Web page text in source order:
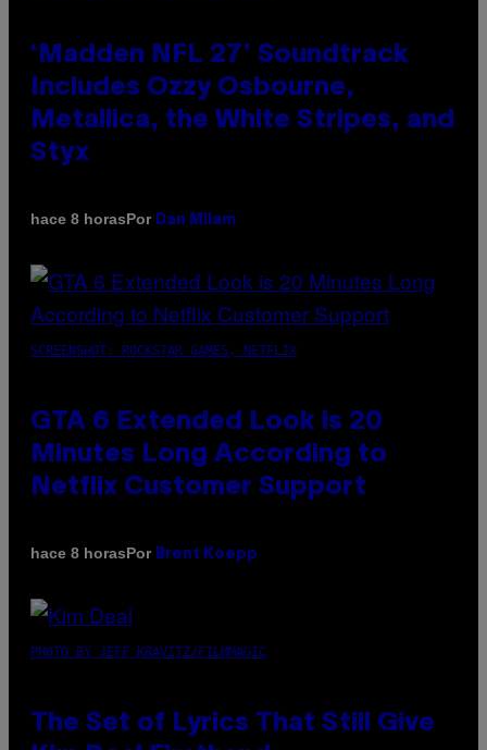
‘Madden NFL 27’ Soundtrack
Includes Ozzy Osbourne,
Metallica, the White Stripes, and
Styx
hace 8 horasPor Dan Milam
SCREENSHOT: ROCKSTAR GAMES, NETFLIX
GTA 6 Extended Look is 20
Minutes Long According to
Netflix Customer Support
hace 8 horasPor Brent Koepp
PHOTO BY JEFF KRAVITZ/FILMMAGIC
The Set of Lyrics That Still Give